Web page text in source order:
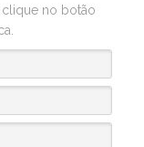
no botão